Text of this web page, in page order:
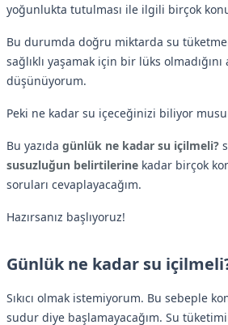
yoğunlukta tutulması ile ilgili birçok
Bu durumda doğru miktarda su
sağlıklı yaşamak için bir lüks olmadığını
düşünüyorum.
Peki ne kadar su içeceğinizi biliyor
Bu yazıda günlük ne kadar su içilmeli?
susuzluğun belirtilerine kadar birçok
soruları cevaplayacağım.
Hazırsanız başlıyoruz!
Günlük ne kadar su
Sıkıcı olmak istemiyorum. Bu sebeple
sudur diye başlamayacağım. Su